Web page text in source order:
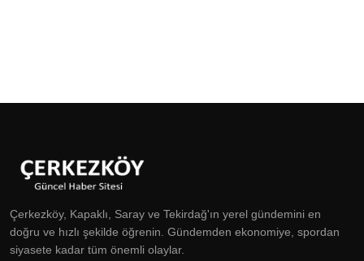
Çerkezköy, Kapaklı, Saray ve Tekirdağ'ın yerel gündemini en
doğru ve hızlı şekilde öğrenin. Gündemden ekonomiye, spordan
siyasete kadar tüm önemli olaylar.